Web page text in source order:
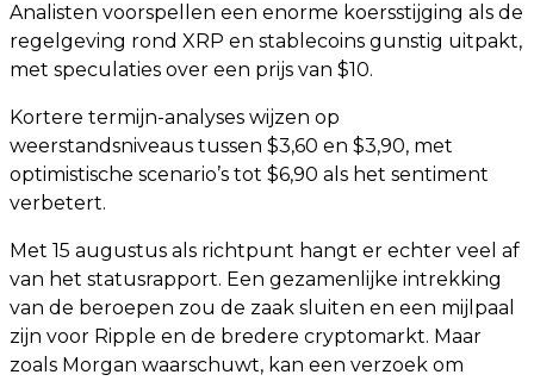
Analisten voorspellen een enorme koersstijging als de
regelgeving rond XRP en stablecoins gunstig uitpakt,
met speculaties over een prijs van $10.
Kortere termijn-analyses wijzen op
weerstandsniveaus tussen $3,60 en $3,90, met
optimistische scenario’s tot $6,90 als het sentiment
verbetert.
Met 15 augustus als richtpunt hangt er echter veel af
van het statusrapport. Een gezamenlijke intrekking
van de beroepen zou de zaak sluiten en een mijlpaal
zijn voor Ripple en de bredere cryptomarkt. Maar
zoals Morgan waarschuwt, kan een verzoek om